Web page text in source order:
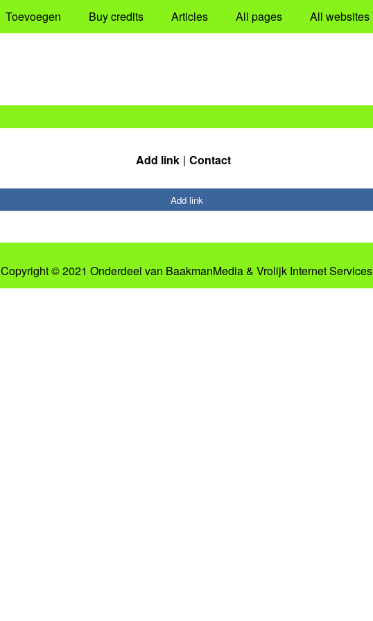
Toevoegen Buy credits Articles All pages All websites
Add link Contact
Add link
Copyright © 2021 Onderdeel van BaakmanMedia& Vrolijk Internet Services